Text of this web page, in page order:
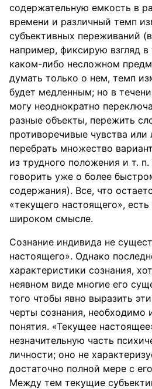
содержательную емкость в
времени и различный темп
субъективных переживаний
например, фиксирую взгляд
каком-либо несложном
думать только о нем, темп
будет медленным; но в
могу неоднократно
разные объекты, пережить
противоречивые чувства или
перебрать множество
из трудного положения и т.
говорить уже о более
содержания). Все, что
«текущего настоящего», есть
широком смысле.
Сознание индивида не
настоящего». Однако
характеристики сознания,
неявном виде многие его
того чтобы явно выразить
черты сознания, необходимо
понятия. «Текущее
незначительную часть
личности; оно не
достаточно полной мере с
Между тем текущие